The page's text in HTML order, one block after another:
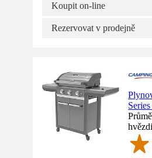
Koupit on-line
Rezervovat v prodejně